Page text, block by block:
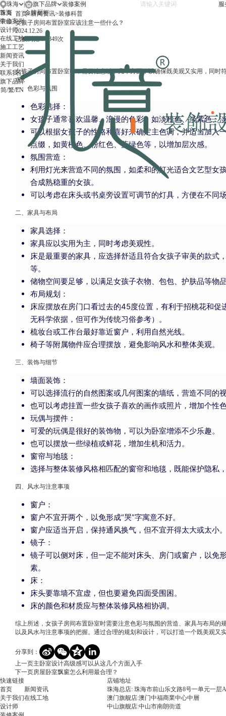
珠海
珠海
中山
旗下品牌
金牌厨柜
服
首页
装修案例
设计师
在线工地
施工工艺
新闻资讯
关于我们
联系我们
旗下品牌
简/繁/EN
首页>新闻资讯>装修科普
女孩子房间布置卧室应该注意一些什么？
2024.12.26
已被浏览：1349次
女孩子房间布置卧室时，需要注意以下几个方面，以确保既美观又实用，同时
求：
一、色彩与氛围
色彩选择：
女孩子通常喜欢温馨、浪漫的色彩，如淡粉色、淡紫色、
可以根据女孩子的性格和喜好来确定主色调，并适当加入
点缀，如黄橙色、粉红色、蓝绿色等，以增加层次感。
氛围营造：
利用灯光来营造不同的氛围，如柔和的灯光适合文艺型女
合成熟稳重的女孩。
可以考虑在床头或书桌旁设置可调节的灯具，方便在不同
二、家具与布局
家具选择：
家具应以实用为主，同时考虑美观性。
床是最重要的家具，应选择舒适且符合女孩子审美的款式
等。
储物空间要足够，以满足女孩子衣物、包包、护肤品等物
布局规划：
床应摆放在房门口看过去的45度位置，有利于招桃花和促
无科学依据，但可作为传统习俗参考）。
梳妆台或工作台最好靠近窗户，利用自然光线。
椅子等附属物件应合理摆放，避免影响风水和整体美观。
三、装饰与细节
墙面装饰：
可以选择流行的自然图案或几何图案的墙纸，营造不同的
也可以考虑挂置一些女孩子喜欢的画作或照片，增加个性
玩偶与摆件：
可爱的玩偶是很好的装饰物，可以为卧室增添不少乐趣。
也可以摆放一些绿植或鲜花，增加生机和活力。
窗帘与地毯：
选择与整体装修风格相匹配的窗帘和地毯，既能保护隐私
四、风水与注意事项
窗户：
窗户不宜开两个，以免形成“哭”字寓意不好。
窗户应适当开启，保持通风换气，但不宜开得太大或太小
镜子：
镜子可以侧对床，但一定不能对床头、房门或窗户，以免
素。
床：
床头要靠墙不宜虚，但也要避免四面受围困。
床的颜色和材质应与整体装修风格相协调。
综上所述，女孩子房间布置卧室时需要注意色彩与氛围的营造、家具与布局的
以及风水与注意事项的把握。通过合理的规划和设计，可以打造一个既美观又
分享到：
上一页主卧室设计高级感可以从这几个方面入手
下一页房屋卧室飘窗怎么利用最合理？
快速链接
首页
关于我们
设计师
新闻资讯
在线工地
店铺地址
珠海总店: 珠海市前山乐文路8号一单元一层
澳门旗舰店:澳门中福商業中心中層
中山旗舰店:中山市南朗街道